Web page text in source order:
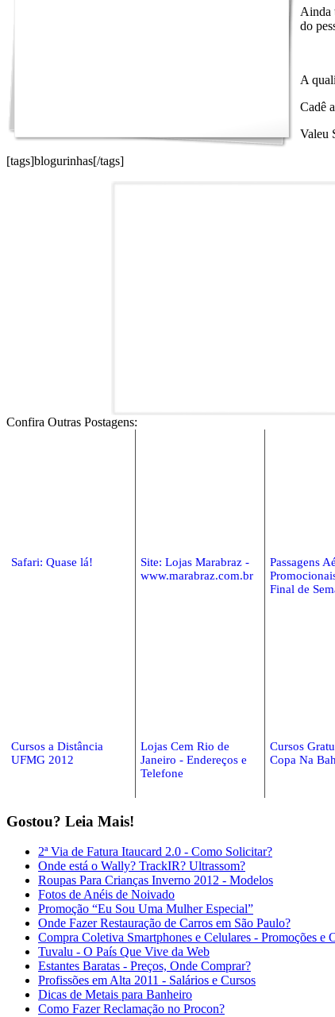
Ainda
do
A
Cadê a
Valeu
[tags]blogurinhas[/tags]
Confira Outras Postagens:
Safari: Quase lá!
Site: Lojas Marabraz -
www.marabraz.com.br
Passagens
Final de
Cursos a Distância
UFMG 2012
Lojas Cem Rio de
Janeiro - Endereços e
Telefone
Cursos
Copa Na
Gostou? Leia Mais!
2ª Via de Fatura Itaucard 2.0 - Como Solicitar?
Onde está o Wally? TrackIR? Ultrassom?
Roupas Para Crianças Inverno 2012 - Modelos
Fotos de Anéis de Noivado
Promoção “Eu Sou Uma Mulher Especial”
Onde Fazer Restauração de Carros em São Paulo?
Compra Coletiva Smartphones e Celulares - Promoções e
Tuvalu - O País Que Vive da Web
Estantes Baratas - Preços, Onde Comprar?
Profissões em Alta 2011 - Salários e Cursos
Dicas de Metais para Banheiro
Como Fazer Reclamação no Procon?